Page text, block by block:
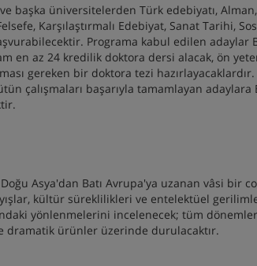
başka üniversitelerden Türk edebiyatı,
Karşılaştırmalı Edebiyat, Sanat Tarihi,
Programa kabul edilen adaylar
en az 24 kredilik doktora dersi alacak, ön
gereken bir doktora tezi
çalışmaları başarıyla tamamlayan adaylara
Asya'dan Batı Avrupa'ya uzanan vâsi bir
kültür süreklilikleri ve entelektüel
yönlenmelerini incelenecek; tüm
dramatik ürünler üzerinde durulacaktır.